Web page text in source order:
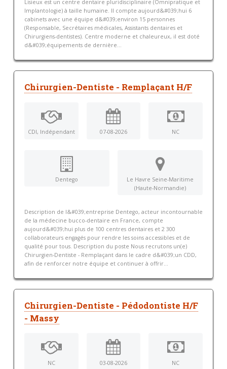
Lisieux est un centre dentaire pluridisciplinaire (Omnipratique et
Implantologie) à taille humaine. Il compte aujourd&#039;hui 6
cabinets avec une équipe d&#039;environ 15 personnes
(Responsable, Secrétaires médicales, Assistants dentaires et
Chirurgiens-dentistes). Centre moderne et chaleureux, il est doté
d&#039;équipements de dernière...
Chirurgien-Dentiste - Remplaçant H/F
CDI, Indépendant 07-08-2026 NC
Dentego
Le Havre Seine-Maritime
(Haute-Normandie)
Description de l&#039;entreprise Dentego, acteur incontournable
de la médecine bucco-dentaire en France, compte
aujourd&#039;hui plus de 100 centres dentaires et 2 300
collaborateurs engagés pour rendre les soins accessibles et de
qualité pour tous. Description du poste Nous recrutons un(e)
Chirurgien-Dentiste - Remplaçant dans le cadre d&#039;un CDD,
afin de renforcer notre équipe et continuer à offrir...
Chirurgien-Dentiste - Pédodontiste H/F
- Massy
NC 03-08-2026 NC